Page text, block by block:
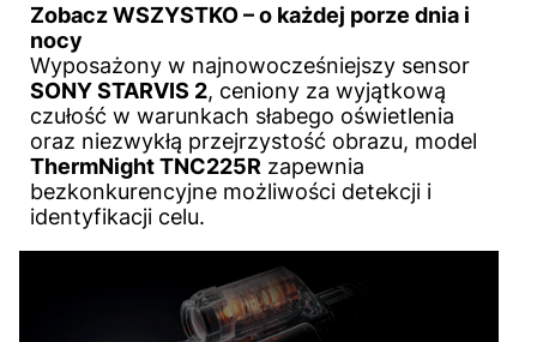
Zobacz WSZYSTKO – o każdej porze dnia i
nocy
Wyposażony w najnowocześniejszy sensor
SONY STARVIS 2, ceniony za wyjątkową
czułość w warunkach słabego oświetlenia
oraz niezwykłą przejrzystość obrazu, model
ThermNight TNC225R zapewnia
bezkonkurencyjne możliwości detekcji i
identyfikacji celu.